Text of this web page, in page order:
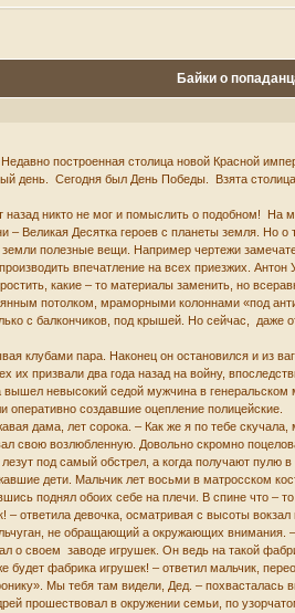
Байки о
построенная столица новой Красной
день. Сегодня был День Победы. Взята
назад никто не мог и помыслить о подобном!
Великая Десятка героев с планеты земля. Но
полезные вещи. Например чертежи
впечатление на всех приезжих.
какие – то материалы заменить, но
потолком, мраморными колоннами «под
с балкончиков, под крышей. Но сейчас,
клубами пара. Наконец он остановился и из
их призвали два года назад на войну,
вышел невысокий седой мужчина в генеральском
создавшие оцепление полицейские.
дама, лет сорока. – Как же я по тебе скучала,
свою возлюбленную. Довольно скромно
под самый обстрел, а когда получают пулю
дети. Мальчик лет восьми в матросском
поднял обоих себе на плечи. В спине что –
– ответила девочка, осматривая с высоты
не обращающий а окружающих внимания.
о своем заводе игрушек. Он ведь на такой
фабрика игрушек! – ответил мальчик,
Мы тебя там видели, Дед. – похвасталась
прошествовал в окружении семьи, по